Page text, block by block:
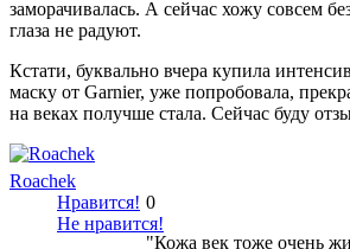
заморачивалась. А сейчас хожу совсем
глаза не радуют.
Кстати, буквально вчера купила
маску от Garnier, уже попробовала,
на веках получше стала. Сейчас буду
Roachek
Нравится!
Не нравится!
0
"Кожа век тоже очень